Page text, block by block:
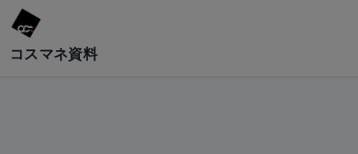
コスマネ資料